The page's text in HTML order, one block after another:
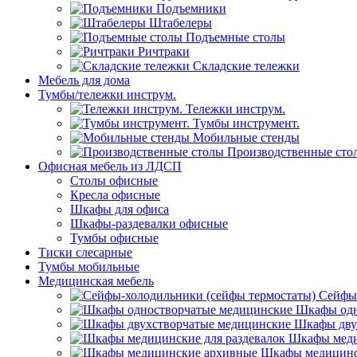
Подъемники
Штабелеры
Подъемные столы
Ричтраки
Складские тележки
Мебель для дома
Тумбы/тележки инструм.
Тележки инструм.
Тумбы инструмент.
Мобильные стенды
Производственные
Офисная мебель из ЛДСП
Столы офисные
Кресла офисные
Шкафы для офиса
Шкафы-раздевалки офисные
Тумбы офисные
Тиски слесарные
Тумбы мобильные
Медицинская мебель
Шкафы
Шкафы
Шкафы
Шкафы